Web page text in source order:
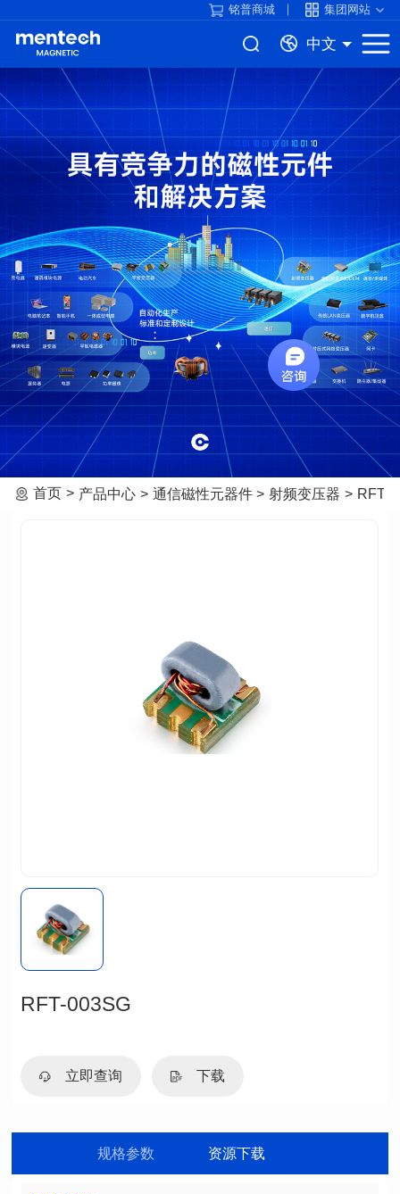
铭普商城 集团网站
中文
首页 产品中心 通信磁性元器件 射频变压器 RFT-
RFT-003SG
立即查询 下载
规格参数 资源下载